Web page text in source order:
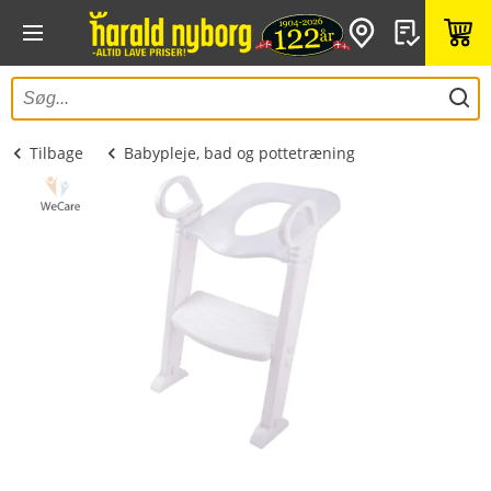
Tilbage Babypleje, bad og pottetræning